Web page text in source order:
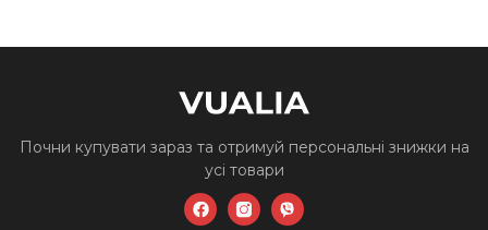
на
Почни купувати зараз та отримуй персональні знижки на
усі товари